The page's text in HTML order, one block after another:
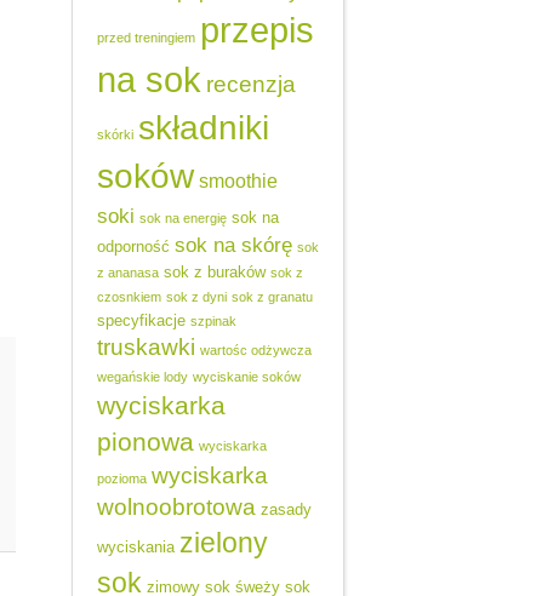
przed treningiem przepis
na sok recenzja
skórki składniki
soków smoothie
soki sok na energię sok na
odporność sok na skórę sok
z ananasa sok z buraków sok z
czosnkiem sok z dyni sok z granatu
specyfikacje szpinak
truskawki wartośc odżywcza
wegańskie lody wyciskanie soków
wyciskarka
pionowa wyciskarka
pozioma wyciskarka
wolnoobrotowa zasady
wyciskania zielony
sok zimowy sok śweży sok